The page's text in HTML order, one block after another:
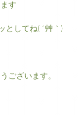
す
としてね( ´艸｀)
ございます。